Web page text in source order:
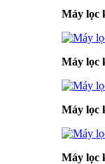
Máy lọc
Máy lọc
Máy lọc
Máy lọc